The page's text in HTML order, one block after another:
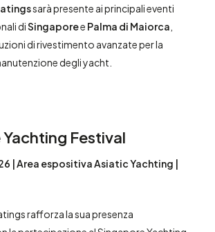
sarà presente ai principali eventi
diSingaporee Palma di Maiorca
di rivestimento avanzate per la
degli yacht.
Festival
| Area espositiva Asiatic Yachting |
rafforza la sua presenza